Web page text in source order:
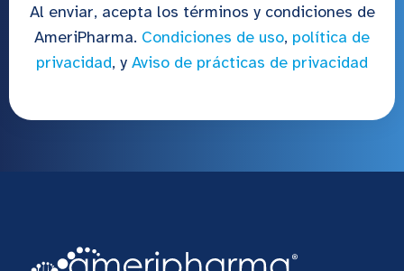
Al enviar, acepta los términos y condiciones de
AmeriPharma. Condiciones de uso, política de
privacidad, y Aviso de prácticas de privacidad